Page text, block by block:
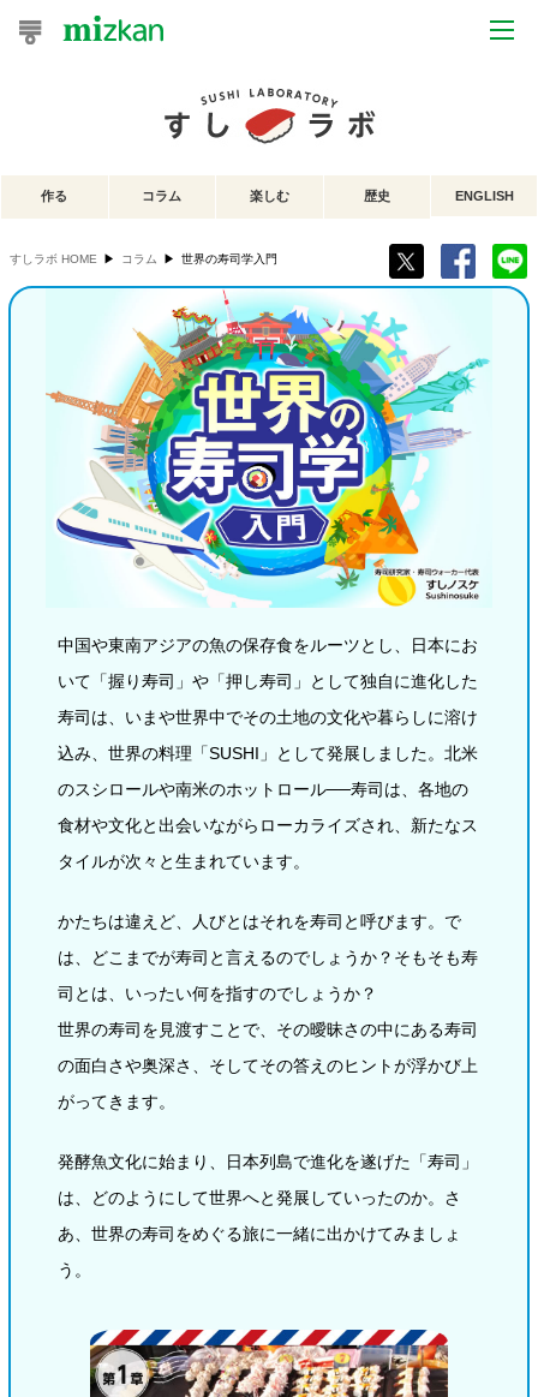
レシピカテゴリ一覧
商品からレシピを探す
レシピ名特集
商品情報
商品カテゴリ
酢
お酢ドリンク ぽん酢
みりん風・料理酒 鍋用調味料
つゆ たれ
スープ 中華
キャンペーン情報
ブランド・スペシャルサイト
ブランド・スペシャルサイト トップ
商品ブランドサイト
Fibee（ファイビー）
カンタン酢
お酢ドリンク
味ぽん
ぽん酢
かおりの蔵
つゆ
鍋なび
納豆のサイト
PIN印
三ツ判山吹
企業情報
ミツカングループについて
企業理念
ミツカンの歴史
ミツカンを知る
環境への取り組み
水の文化センター（アーカイブ）
MIM（ミツカンミュージアム）
採用情報
お客様相談センター
販売終了製品のご案内
作る コラム 楽しむ 歴史 ENGLISH
すしラボ HOME ▶ コラム ▶ 世界の寿司学入門
中国や東南アジアの魚の保存食をルーツとし、日本にお
いて「握り寿司」や「押し寿司」として独自に進化した
寿司は、いまや世界中でその土地の文化や暮らしに溶け
込み、世界の料理「SUSHI」として発展しました。北米
のスシロールや南米のホットロール──寿司は、各地の
食材や文化と出会いながらローカライズされ、新たなス
タイルが次々と生まれています。
かたちは違えど、人びとはそれを寿司と呼びます。で
は、どこまでが寿司と言えるのでしょうか？そもそも寿
司とは、いったい何を指すのでしょうか？
世界の寿司を見渡すことで、その曖昧さの中にある寿司
の面白さや奥深さ、そしてその答えのヒントが浮かび上
がってきます。
発酵魚文化に始まり、日本列島で進化を遂げた「寿司」
は、どのようにして世界へと発展していったのか。さ
あ、世界の寿司をめぐる旅に一緒に出かけてみましょ
う。